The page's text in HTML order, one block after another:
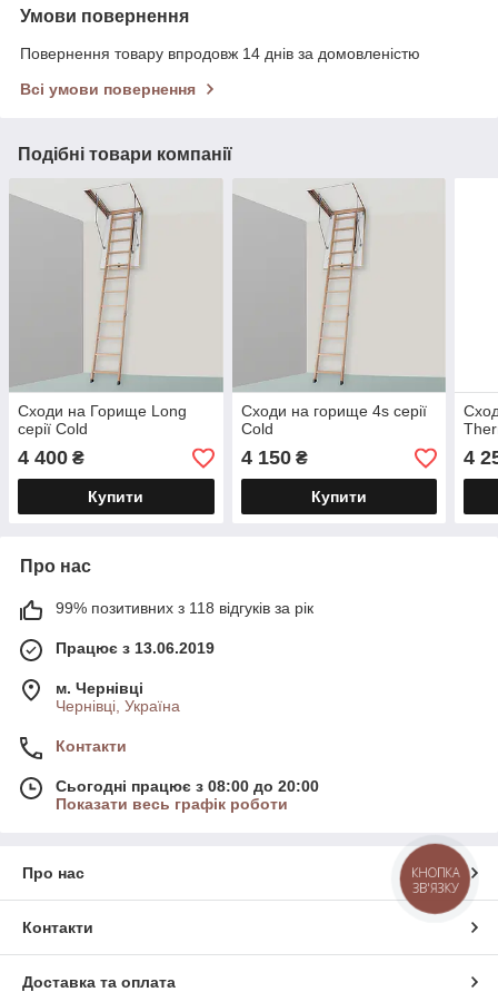
Умови повернення
Повернення товару впродовж 14 днів за домовленістю
Всі умови повернення
Подібні товари компанії
Сходи на Горище Long
серії Cold
4 400 ₴
Купити
Сходи на горище 4s серії
Cold
4 150₴
Купити
4
Про нас
99% позитивних з 118 відгуків за рік
Працює з 13.06.2019
м. Чернівці
Чернівці, Україна
Контакти
Сьогодні працює з 08:00 до 20:00
Показати весь графік роботи
Про нас
Контакти
Доставка та оплата
КНОПКА
ЗВ'ЯЗКУ